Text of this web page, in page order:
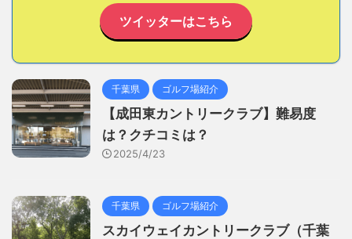
ツイッターはこちら
千葉県 ゴルフ場紹介
【成田東カントリークラブ】難易度
は？クチコミは？
2025/4/23
千葉県 ゴルフ場紹介
スカイウェイカントリークラブ（千葉